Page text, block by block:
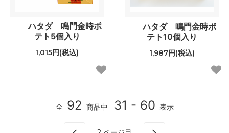
ハタダ 鳴門金時ポ
テト5個入り
1,015円(税込)
ハタダ 鳴門金時ポ
テト10個入り
1,987円(税込)
全 92 商品中 31 - 60 表示